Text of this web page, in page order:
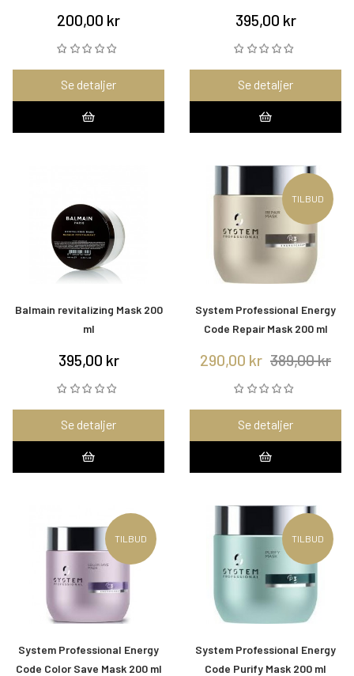
200,00 kr
Se detaljer
395,00 kr
Se detaljer
Balmain revitalizing Mask 200
ml
395,00 kr
Se detaljer
TILBUD
System Professional Energy
Code Repair Mask 200 ml
290,00 kr 389,00 kr
Se detaljer
TILBUD
System Professional Energy
Code Color Save Mask 200 ml
TILBUD
System Professional Energy
Code Purify Mask 200 ml